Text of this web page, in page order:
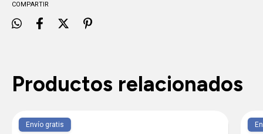
COMPARTIR
Productos relacionados
Envío gratis